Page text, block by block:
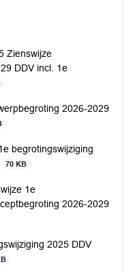
Zienswijze
DDV incl. 1e
2026-2029
begrotingswijziging
70 KB
1e
2026-2029
2025 DDV